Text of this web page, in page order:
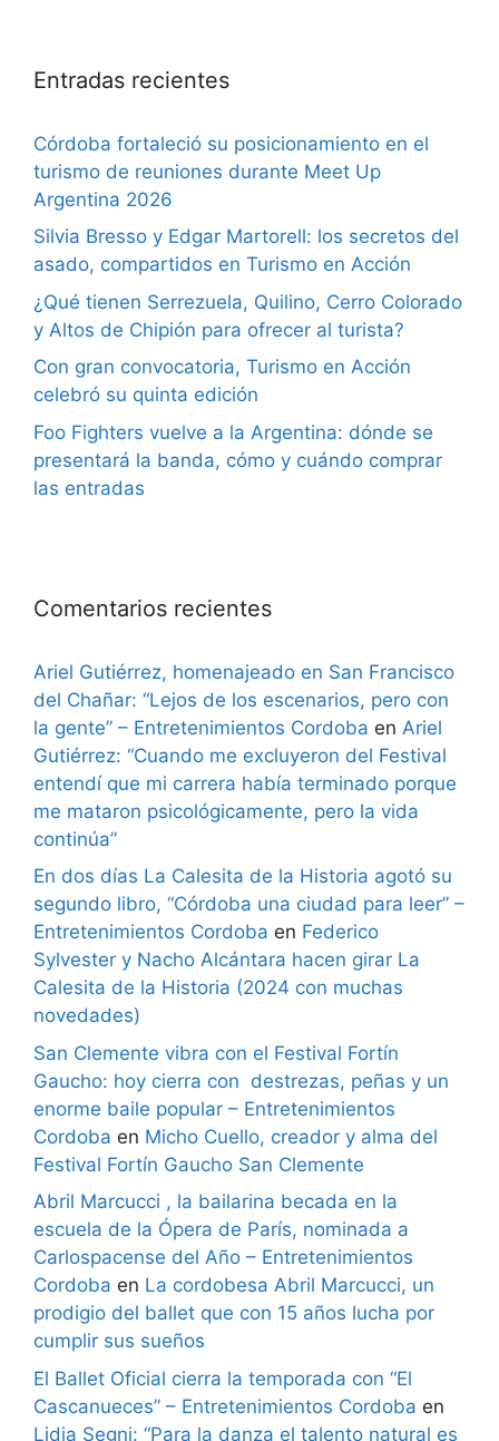
Entradas recientes
Córdoba fortaleció su posicionamiento en el
turismo de reuniones durante Meet Up
Argentina 2026
Silvia Bresso y Edgar Martorell: los secretos del
asado, compartidos en Turismo en Acción
¿Qué tienen Serrezuela, Quilino, Cerro Colorado
y Altos de Chipión para ofrecer al turista?
Con gran convocatoria, Turismo en Acción
celebró su quinta edición
Foo Fighters vuelve a la Argentina: dónde se
presentará la banda, cómo y cuándo comprar
las entradas
Comentarios recientes
Ariel Gutiérrez, homenajeado en San Francisco
del Chañar: “Lejos de los escenarios, pero con
la gente” – Entretenimientos Cordoba en Ariel
Gutiérrez: “Cuando me excluyeron del Festival
entendí que mi carrera había terminado porque
me mataron psicológicamente, pero la vida
continúa”
En dos días La Calesita de la Historia agotó su
segundo libro, “Córdoba una ciudad para leer” –
Entretenimientos Cordoba en Federico
Sylvester y Nacho Alcántara hacen girar La
Calesita de la Historia (2024 con muchas
novedades)
San Clemente vibra con el Festival Fortín
Gaucho: hoy cierra con destrezas, peñas y un
enorme baile popular – Entretenimientos
Cordoba en Micho Cuello, creador y alma del
Festival Fortín Gaucho San Clemente
Abril Marcucci , la bailarina becada en la
escuela de la Ópera de París, nominada a
Carlospacense del Año – Entretenimientos
Cordoba en La cordobesa Abril Marcucci, un
prodigio del ballet que con 15 años lucha por
cumplir sus sueños
El Ballet Oficial cierra la temporada con “El
Cascanueces” – Entretenimientos Cordoba en
Lidia Segni: “Para la danza el talento natural es